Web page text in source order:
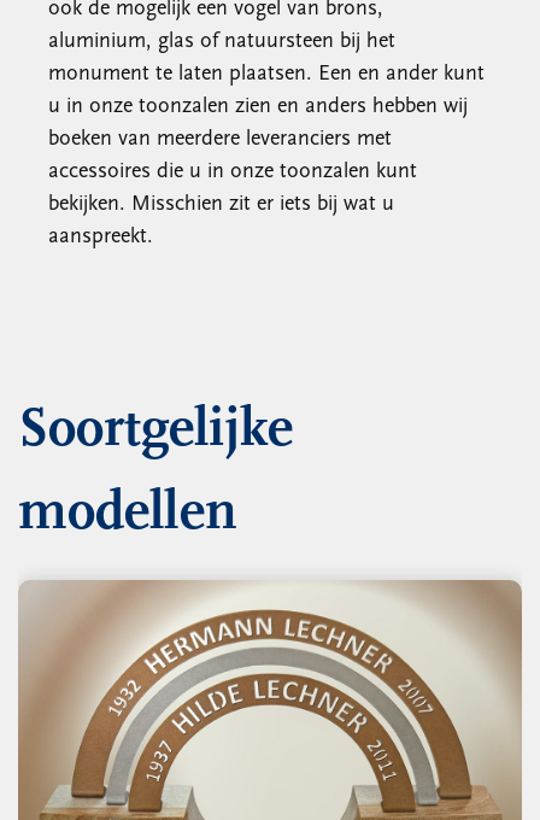
ook de mogelijk een vogel van brons,
aluminium, glas of natuursteen bij het
monument te laten plaatsen. Een en ander kunt
u in onze toonzalen zien en anders hebben wij
boeken van meerdere leveranciers met
accessoires die u in onze toonzalen kunt
bekijken. Misschien zit er iets bij wat u
aanspreekt.
Soortgelijke
modellen